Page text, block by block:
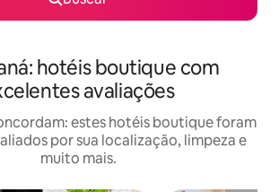
hotéis boutique com
avaliações
estes hotéis boutique foram
por sua localização, limpeza e
muito mais.